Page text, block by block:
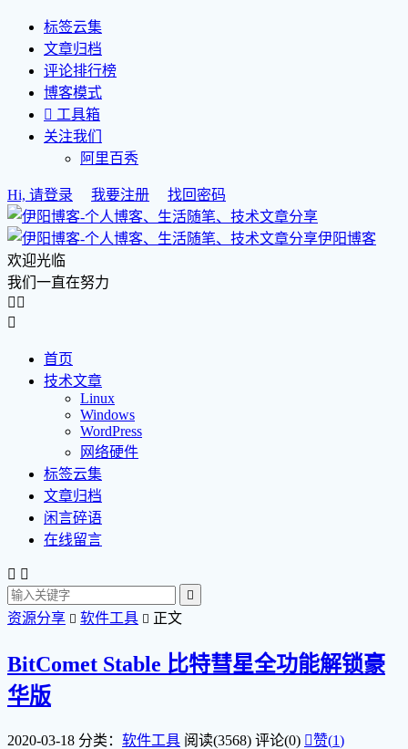
标签云集
文章归档
评论排行榜
博客模式
 工具箱
关注我们
阿里百秀
Hi, 请登录 我要注册 找回密码
伊阳博客
欢迎光临
我们一直在努力
 

首页
技术文章
Linux
Windows
WordPress
网络硬件
标签云集
文章归档
闲言碎语
在线留言
 

资源分享  软件工具  正文
BitComet Stable 比特彗星全功能解锁豪
华版
2020-03-18 分类： 软件工具 阅读(3568) 评论(0) 赞(1)